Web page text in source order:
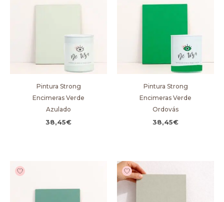
Pintura Strong
Encimeras Verde
Azulado
38,45€
Pintura Strong
Encimeras Verde
Ordovás
38,45€